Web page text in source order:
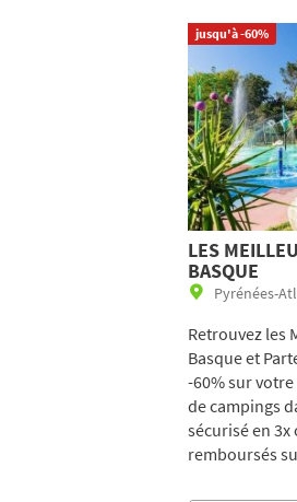
jusqu'à -60%
LES
BASQUE
Pyrénées-
Retrouvez les
Basque et
-60% sur
de campings
sécurisé en 3x
remboursés